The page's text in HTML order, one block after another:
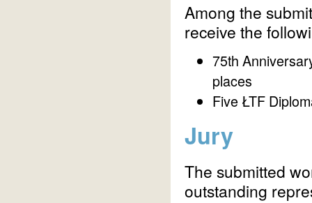
Among the
receive the
75th
places
Five ŁTF
Jury
The submitted
outstanding